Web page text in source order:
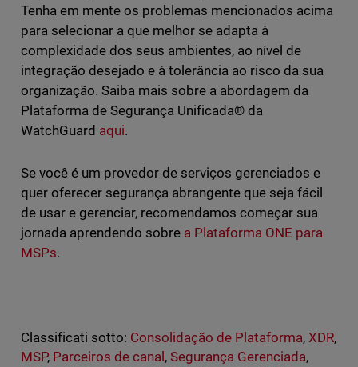
Tenha em mente os problemas mencionados acima
para selecionar a que melhor se adapta à
complexidade dos seus ambientes, ao nível de
integração desejado e à tolerância ao risco da sua
organização. Saiba mais sobre a abordagem da
Plataforma de Segurança Unificada® da
WatchGuard aqui.
Se você é um provedor de serviços gerenciados e
quer oferecer segurança abrangente que seja fácil
de usar e gerenciar, recomendamos começar sua
jornada aprendendo sobre a Plataforma ONE para
MSPs.
Classificati sotto: Consolidação de Plataforma,XDR,
MSP, Parceiros de canal , Segurança Gerenciada,